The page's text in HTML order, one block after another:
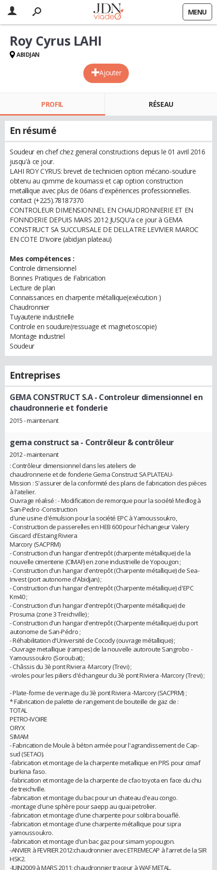
MENU
Ajouter
Roy Cyrus LAHI
ABIDJAN
PROFIL RÉSEAU
En résumé
Soudeur en chef chez general constructions depuis le 01 avril 2016
jusqu'à ce jour.
LAHI ROY CYRUS: brevet de technicien option mécano-soudure
obtenu au cpmme de koumassi et cap option construction
metallique avec plus de 06ans d'expériences professionnelles.
contact (+225).78187370
CONTROLEUR DIMENSIONNEL EN CHAUDRONNERIE ET EN
FONNDERIE DEPUIS MARS 2012 JUSQU'a ce jour à GEMA
CONSTRUCT SA SUCCURSALE DE DELLATRE LEVIVIER MAROC
EN COTE D'ivoire (abidjan plateau)
Mes compétences :
Controle dimensionnel
Bonnes Pratiques de Fabrication
Lecture de plan
Connaissances en charpente métallique(exécution )
Chaudronnier
Tuyauterie industrielle
Controle en soudure(ressuage et magnetoscopie)
Montage industriel
Soudeur
Entreprises
GEMA CONSTRUCT S.A- Controleur dimensionnel en
chaudronnerie et fonderie
2015 - maintenant
gema construct sa - Contrôleur & contrôleur
2012 - maintenant
: Contrôleur dimensionnel dans les ateliers de
chaudronnerie et de fonderie Gema Construct SA PLATEAU-
Mission : S'assurer de la conformité des plans de fabrication des pièces
à l'atelier.
Ouvrage réalisé : - Modification de remorque pour la société Medlog à
San-Pedro -Construction
d'une usine d'émulsion pour la société EPC à Yamoussoukro,
- Construction de passerelles en HEB 600 pour l'échangeur Valery
Giscard d'Estaing Riviera
Marcory (SACPRM)
- Construction d'un hangar d'entrepôt (charpente métallique) de la
nouvelle cimenterie (CIMAF) en zone industrielle de Yopougon ;
- Construction d'un hangar d'entrepôt (Charpente métallique) de Sea-
Invest (port autonome d'Abidjan) ;
- Construction d'un hangar d'entrepôt (Charpente métallique) d'EPC
Km40 ;
- Construction d'un hangar d'entrepôt (Charpente métallique) de
Prosuma (zone 3 Treichville) ;
- Construction d'un hangar d'entrepôt (Charpente métallique) du port
autonome de San-Pédro ;
- Réhabilitation d'Université de Cocody (ouvrage métallique) ;
-Ouvrage metallique (rampes) de la nouvelle autoroute Sangrobo -
Yamoussoukro (Soroubat) ;
- Châssis du 3è pont Riviera -Marcory (Trevi) ;
-viroles pour les piliers d'échangeur du 3è pont Riviera -Marcory (Trevi) ;
- Plate-forme de verinage du 3è pont Riviera -Marcory (SACPRM) ;
* Fabrication de palette de rangement de bouteille de gaz de :
TOTAL
PETRO-IVOIRE
ORYX
SIMAM
- Fabrication de Moule à béton armée pour l'agrandissement de Cap-
sud (SETAO).
-fabrication et montage de la charpente metallique en PRS pour cimaf
burkina faso.
-fabrication et montage de la charpente de cfao toyota en face du chu
de treichville.
-fabrication et montage du bac pour un chateau d'eau congo.
-montage d'une sphère pour saepp au quai petrolier.
-fabrication et montage d'une charpente pour solibra bouaflé.
-fabrication et montage d'une charpente métallique pour sipra
yamoussoukro.
-fabrication et montage d'un bac gaz pour simam yopougon.
-ANVIER à FEVRIER 2012:chaudronnier avec ETREMECAP à l'arret de la SIR
HSK2.
-JUIN2009 à MARS 2011: chaudronnier traçeur à WAF METAL.